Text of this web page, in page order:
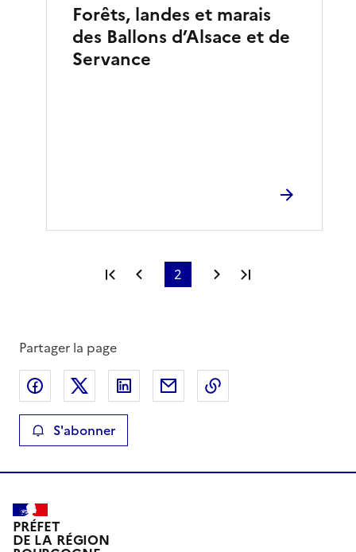
Forêts, landes et marais
des Ballons d’Alsace et de
Servance
Première page
Page précédente
2 Page suivante
Partager la page
Partager sur Facebook
Partager sur XPartager sur LinkedIn
Partager par email
S'abonner
PRÉFET
DE LA RÉGION